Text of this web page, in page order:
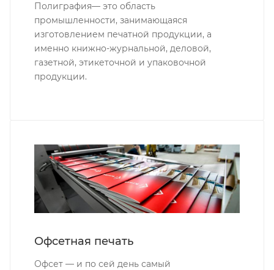
Полиграфия— это область
промышленности, занимающаяся
изготовлением печатной продукции, а
именно книжно-журнальной, деловой,
газетной, этикеточной и упаковочной
продукции.
Офсетная печать
Офсет — и по сей день самый